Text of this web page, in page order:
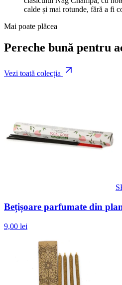
calde și mai rotunde, fără a fi
Mai poate plăcea
Pereche bună pentru
Vezi toată colecția
Bețișoare parfumate din
9,00 lei